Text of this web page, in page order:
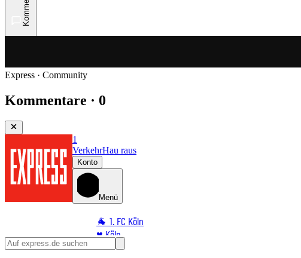
Express · Community
Kommentare · 0
1
VerkehrHau raus
Konto
Menü
🐐 1. FC Köln
♥️ Köln
⭐ Promi